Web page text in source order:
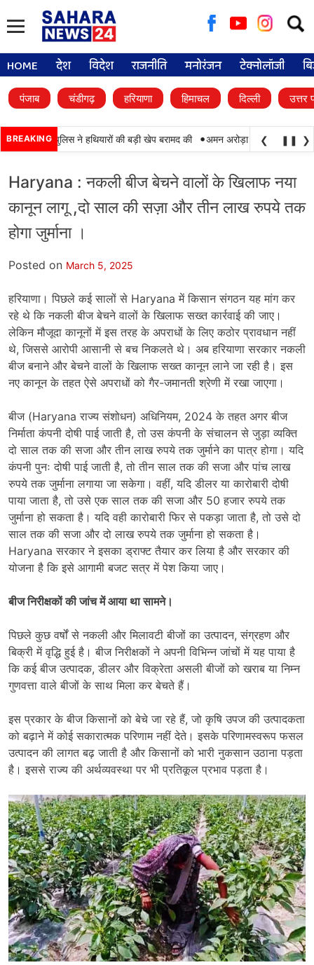
for:
HOME देश विदेश राजनीति मनोरंजन टेक्नोलॉजी
पंजाब चंडीगढ़ हरियाणा हिमाचल दिल्ली उत्तर
BREAKING
और पंजाब पुलिस ने हथियारों की बड़ी खेप बरामद की • अमन अरोड़ा ने शाहकोट हलके में
❮ ❚❚ ❯
Haryana : नकली बीज बेचने वालों के खिलाफ नया
कानून लागू ,दो साल की सज़ा और तीन लाख रुपये तक
होगा जुर्माना ।
Posted on March 5, 2025
हरियाणा। पिछले कई सालों से Haryana में किसान संगठन यह मांग कर
रहे थे कि नकली बीज बेचने वालों के खिलाफ सख्त कार्रवाई की जाए।
लेकिन मौजूदा कानूनों में इस तरह के अपराधों के लिए कठोर प्रावधान नहीं
थे, जिससे आरोपी आसानी से बच निकलते थे। अब हरियाणा सरकार नकली
बीज बनाने और बेचने वालों के खिलाफ सख्त कानून लाने जा रही है। इस
नए कानून के तहत ऐसे अपराधों को गैर-जमानती श्रेणी में रखा जाएगा।
बीज (Haryana राज्य संशोधन) अधिनियम, 2024 के तहत अगर बीज
निर्माता कंपनी दोषी पाई जाती है, तो उस कंपनी के संचालन से जुड़ा व्यक्ति
दो साल तक की सजा और तीन लाख रुपये तक जुर्माने का पात्र होगा। यदि
कंपनी पुनः दोषी पाई जाती है, तो तीन साल तक की सजा और पांच लाख
रुपये तक जुर्माना लगाया जा सकेगा। वहीं, यदि डीलर या कारोबारी दोषी
पाया जाता है, तो उसे एक साल तक की सजा और 50 हजार रुपये तक
जुर्माना हो सकता है। यदि वही कारोबारी फिर से पकड़ा जाता है, तो उसे दो
साल तक की सजा और दो लाख रुपये तक जुर्माना हो सकता है।
Haryana सरकार ने इसका ड्राफ्ट तैयार कर लिया है और सरकार की
योजना है कि इसे आगामी बजट सत्र में पेश किया जाए।
बीज निरीक्षकों की जांच में आया था सामने।
पिछले कुछ वर्षों से नकली और मिलावटी बीजों का उत्पादन, संग्रहण और
बिक्री में वृद्धि हुई है। बीज निरीक्षकों ने अपनी विभिन्न जांचों में यह पाया है
कि कई बीज उत्पादक, डीलर और विक्रेता असली बीजों को खराब या निम्न
गुणवत्ता वाले बीजों के साथ मिला कर बेचते हैं।
इस प्रकार के बीज किसानों को बेचे जा रहे हैं, जो कृषि उपज की उत्पादकता
को बढ़ाने में कोई सकारात्मक परिणाम नहीं देते। इसके परिणामस्वरूप फसल
उत्पादन की लागत बढ़ जाती है और किसानों को भारी नुकसान उठाना पड़ता
है। इससे राज्य की अर्थव्यवस्था पर भी प्रतिकूल प्रभाव पड़ता है।